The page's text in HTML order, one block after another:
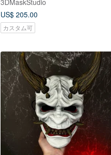
US$ 205.00
カスタム可